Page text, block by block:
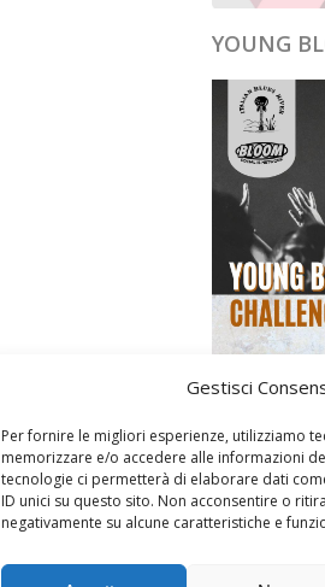
Gestisci
Per fornire le migliori esperienze, utilizziamo
memorizzare e/o accedere alle informazioni
tecnologie ci permetterà di elaborare dati
ID unici su questo sito. Non acconsentire o
negativamente su alcune caratteristiche e
YOUNG